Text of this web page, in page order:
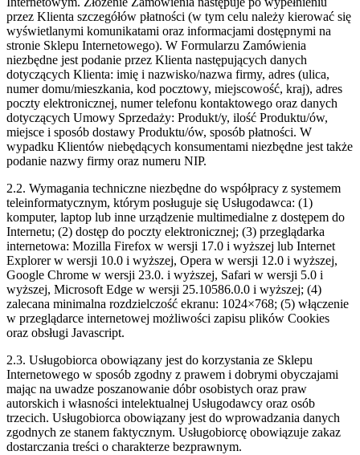
przez Klienta szczegółów płatności (w tym celu należy kierować się
wyświetlanymi komunikatami oraz informacjami dostępnymi na
stronie Sklepu Internetowego). W Formularzu Zamówienia
niezbędne jest podanie przez Klienta następujących danych
dotyczących Klienta: imię i nazwisko/nazwa firmy, adres (ulica,
numer domu/mieszkania, kod pocztowy, miejscowość, kraj), adres
poczty elektronicznej, numer telefonu kontaktowego oraz danych
dotyczących Umowy Sprzedaży: Produkt/y, ilość Produktu/ów,
miejsce i sposób dostawy Produktu/ów, sposób płatności. W
wypadku Klientów niebędących konsumentami niezbędne jest także
podanie nazwy firmy oraz numeru NIP.
2.2. Wymagania techniczne niezbędne do współpracy z systemem
teleinformatycznym, którym posługuje się Usługodawca: (1)
komputer, laptop lub inne urządzenie multimedialne z dostępem do
Internetu; (2) dostęp do poczty elektronicznej; (3) przeglądarka
internetowa: Mozilla Firefox w wersji 17.0 i wyższej lub Internet
Explorer w wersji 10.0 i wyższej, Opera w wersji 12.0 i wyższej,
Google Chrome w wersji 23.0. i wyższej, Safari w wersji 5.0 i
wyższej, Microsoft Edge w wersji 25.10586.0.0 i wyższej; (4)
zalecana minimalna rozdzielczość ekranu: 1024×768; (5) włączenie
w przeglądarce internetowej możliwości zapisu plików Cookies
oraz obsługi Javascript.
2.3. Usługobiorca obowiązany jest do korzystania ze Sklepu
Internetowego w sposób zgodny z prawem i dobrymi obyczajami
mając na uwadze poszanowanie dóbr osobistych oraz praw
autorskich i własności intelektualnej Usługodawcy oraz osób
trzecich. Usługobiorca obowiązany jest do wprowadzania danych
zgodnych ze stanem faktycznym. Usługobiorcę obowiązuje zakaz
dostarczania treści o charakterze bezprawnym.